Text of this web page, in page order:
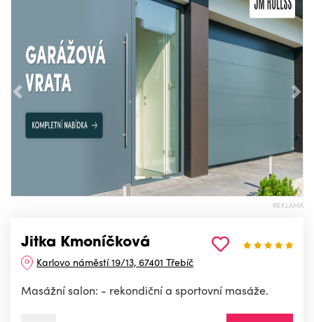
Předchozí
REKLAMA
Jitka Kmoníčková
Karlovo náměstí 19/13, 67401 Třebíč
Masážní salon: - rekondiční a sportovní masáže.